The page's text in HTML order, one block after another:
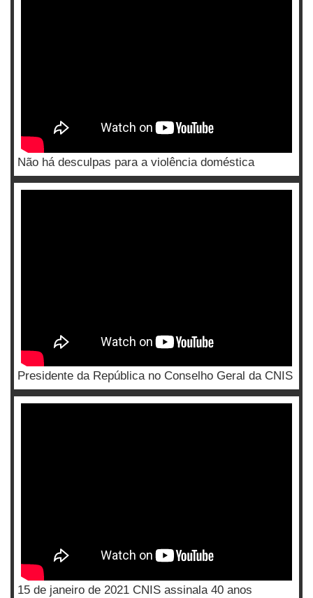
Não há desculpas para a violência doméstica
Presidente da República no Conselho Geral da CNIS
15 de janeiro de 2021 CNIS assinala 40 anos